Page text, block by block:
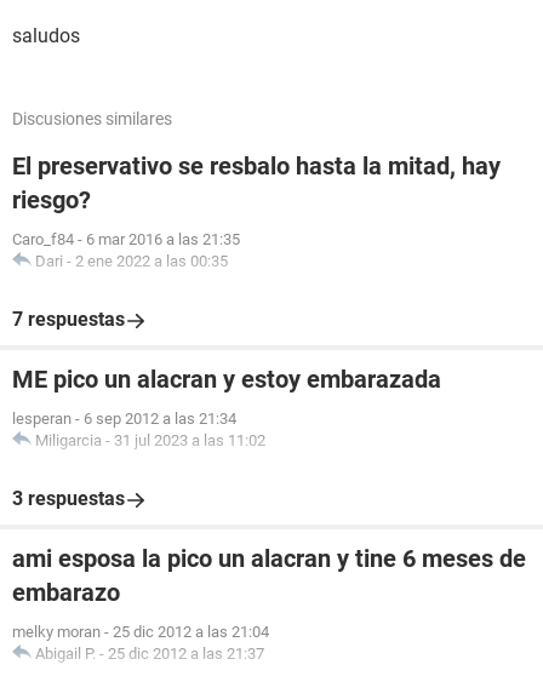
saludos
Discusiones similares
El preservativo se resbalo hasta la mitad, hay
riesgo?
Caro_f84 - 6 mar 2016 a las 21:35
Dari - 2 ene 2022 a las 00:35
7 respuestas
ME pico un alacran y estoy embarazada
lesperan - 6 sep 2012 a las 21:34
Miligarcia - 31 jul 2023 a las 11:02
3 respuestas
ami esposa la pico un alacran y tine 6 meses de
embarazo
melky moran - 25 dic 2012 a las 21:04
Abigail P. - 25 dic 2012 a las 21:37